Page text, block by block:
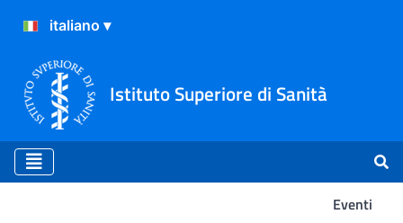
Istituto Superiore di Sanità
Eventi